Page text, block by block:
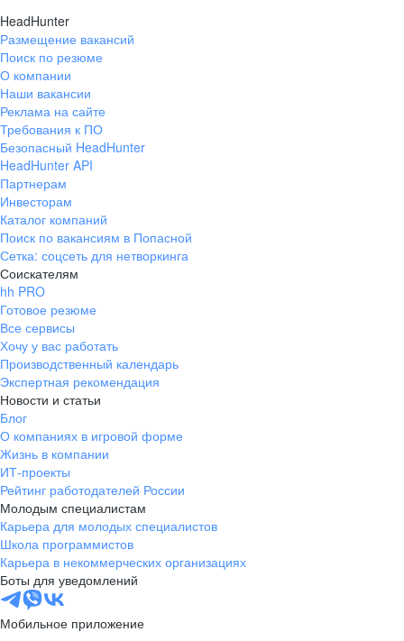
HeadHunter
Размещение вакансий
Поиск по резюме
О компании
Наши вакансии
Реклама на сайте
Требования к ПО
Безопасный HeadHunter
HeadHunter API
Партнерам
Инвесторам
Каталог компаний
Поиск по вакансиям в Попасной
Сетка: соцсеть для нетворкинга
Соискателям
hh PRO
Готовое резюме
Все сервисы
Хочу у вас работать
Производственный календарь
Экспертная рекомендация
Новости и статьи
Блог
О компаниях в игровой форме
Жизнь в компании
ИТ-проекты
Рейтинг работодателей России
Молодым специалистам
Карьера для молодых специалистов
Школа программистов
Карьера в некоммерческих организациях
Боты для уведомлений
Мобильное приложение